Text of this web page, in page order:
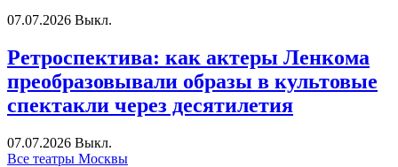
07.07.2026 Выкл.
Ретроспектива: как актеры Ленкома
преобразовывали образы в культовые
спектакли через десятилетия
07.07.2026 Выкл.
Все театры Москвы